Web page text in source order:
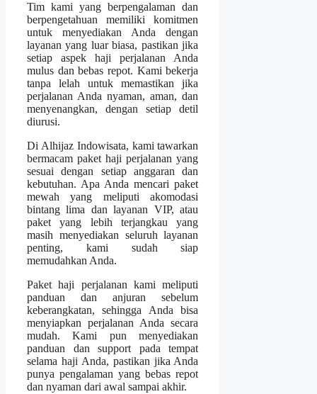
Tim kami yang berpengalaman dan
berpengetahuan memiliki komitmen
untuk menyediakan Anda dengan
layanan yang luar biasa, pastikan jika
setiap aspek haji perjalanan Anda
mulus dan bebas repot. Kami bekerja
tanpa lelah untuk memastikan jika
perjalanan Anda nyaman, aman, dan
menyenangkan, dengan setiap detil
diurusi.
Di Alhijaz Indowisata, kami tawarkan
bermacam paket haji perjalanan yang
sesuai dengan setiap anggaran dan
kebutuhan. Apa Anda mencari paket
mewah yang meliputi akomodasi
bintang lima dan layanan VIP, atau
paket yang lebih terjangkau yang
masih menyediakan seluruh layanan
penting, kami sudah siap
memudahkan Anda.
Paket haji perjalanan kami meliputi
panduan dan anjuran sebelum
keberangkatan, sehingga Anda bisa
menyiapkan perjalanan Anda secara
mudah. Kami pun menyediakan
panduan dan support pada tempat
selama haji Anda, pastikan jika Anda
punya pengalaman yang bebas repot
dan nyaman dari awal sampai akhir.